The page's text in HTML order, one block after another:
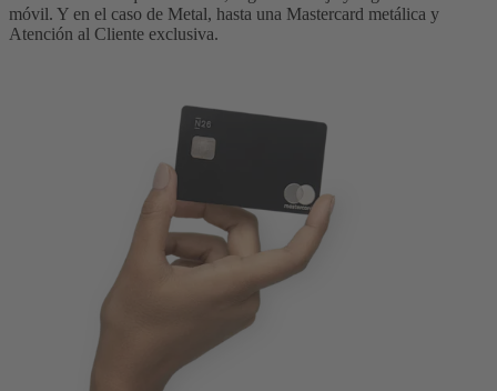
móvil. Y en el caso de Metal, hasta una Mastercard metálica y
Atención al Cliente exclusiva.